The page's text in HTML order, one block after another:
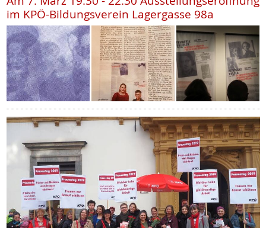
im KPÖ-Bildungsverein Lagergasse 98a